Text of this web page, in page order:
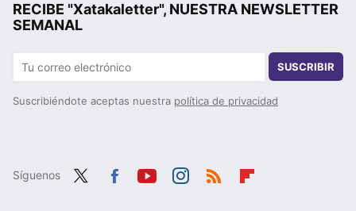
RECIBE "Xatakaletter", NUESTRA NEWSLETTER
SEMANAL
SUSCRIBIR
Suscribiéndote aceptas nuestra política de privacidad
Síguenos